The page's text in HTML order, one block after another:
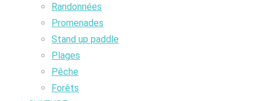
Randonnées
Promenades
Stand up paddle
Plages
Pêche
Forêts